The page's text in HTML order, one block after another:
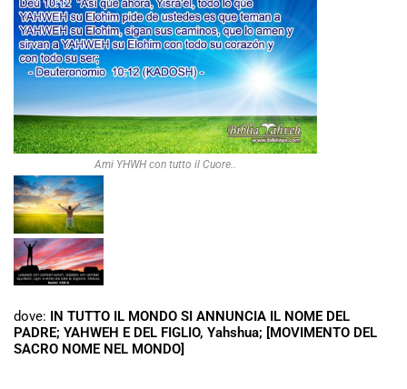
Ami YHWH con tutto il Cuore..
dove: IN TUTTO IL MONDO SI ANNUNCIA IL NOME DEL
PADRE; YAHWEH E DEL FIGLIO, Yahshua; [MOVIMENTO DEL
SACRO NOME NEL MONDO]